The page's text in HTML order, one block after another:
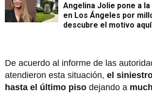
Angelina Jolie pone a
en Los Ángeles por
descubre el motivo aquí
De acuerdo al informe de las
atendieron esta situación, el
hasta el último piso dejando a